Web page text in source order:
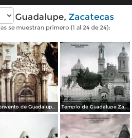
Guadalupe, Zacatecas
se muestran primero (1 al 24 de 24):
El convento de Guadalupe por el Fotógrafo Hugo Brehme. Templo de Guadalupe Zacatecas.